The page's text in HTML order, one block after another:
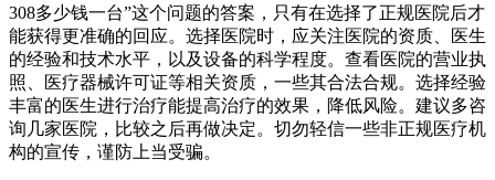
308多少钱一台”这个问题的答案，只有在选择了正规医院后才
能获得更准确的回应。选择医院时，应关注医院的资质、医生
的经验和技术水平，以及设备的科学程度。查看医院的营业执
照、医疗器械许可证等相关资质，一些其合法合规。选择经验
丰富的医生进行治疗能提高治疗的效果，降低风险。建议多咨
询几家医院，比较之后再做决定。切勿轻信一些非正规医疗机
构的宣传，谨防上当受骗。